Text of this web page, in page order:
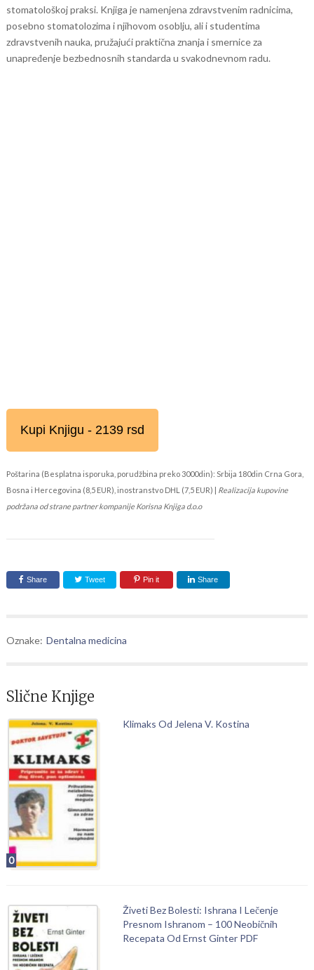
stomatološkoj praksi. Knjiga je namenjena zdravstvenim radnicima,
posebno stomatolozima i njihovom osoblju, ali i studentima
zdravstvenih nauka, pružajući praktična znanja i smernice za
unapređenje bezbednosnih standarda u svakodnevnom radu.
Kupi Knjigu - 2139 rsd
Poštarina (Besplatna isporuka, porudžbina preko 3000din): Srbija 180din Crna Gora,
Bosna i Hercegovina (8,5 EUR), inostranstvo DHL (7,5 EUR) | Realizacija kupovine
podržana od strane partner kompanije Korisna Knjiga d.o.o
Share Tweet Pin it Share
Oznake: Dentalna medicina
Slične Knjige
0
Klimaks Od Jelena V. Kostina
Živeti Bez Bolesti: Ishrana I Lečenje
Presnom Ishranom – 100 Neobičnih
Recepata Od Ernst Ginter PDF